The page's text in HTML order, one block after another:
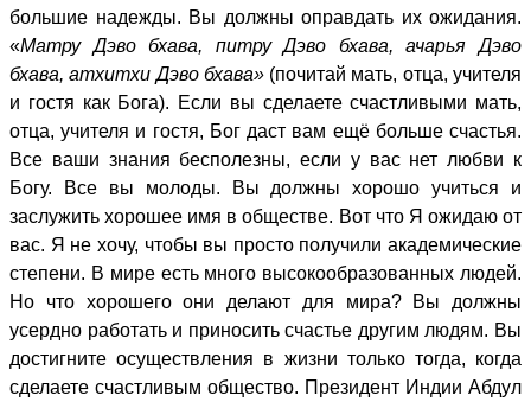
большие надежды. Вы должны оправдать их ожидания.
«Матру Дэво бхава, питру Дэво бхава, ачарья Дэво
бхава, атхитхи Дэво бхава»(почитай мать, отца, учителя
и гостя как Бога). Если вы сделаете счастливыми мать,
отца, учителя и гостя, Бог даст вам ещё больше счастья.
Все ваши знания бесполезны, если у вас нет любви к
Богу. Все вы молоды. Вы должны хорошо учиться и
заслужить хорошее имя в обществе. Вот что Я ожидаю от
вас. Я не хочу, чтобы вы просто получили академические
степени. В мире есть много высокообразованных людей.
Но что хорошего они делают для мира? Вы должны
усердно работать и приносить счастье другим людям. Вы
достигните осуществления в жизни только тогда, когда
сделаете счастливым общество. Президент Индии Абдул